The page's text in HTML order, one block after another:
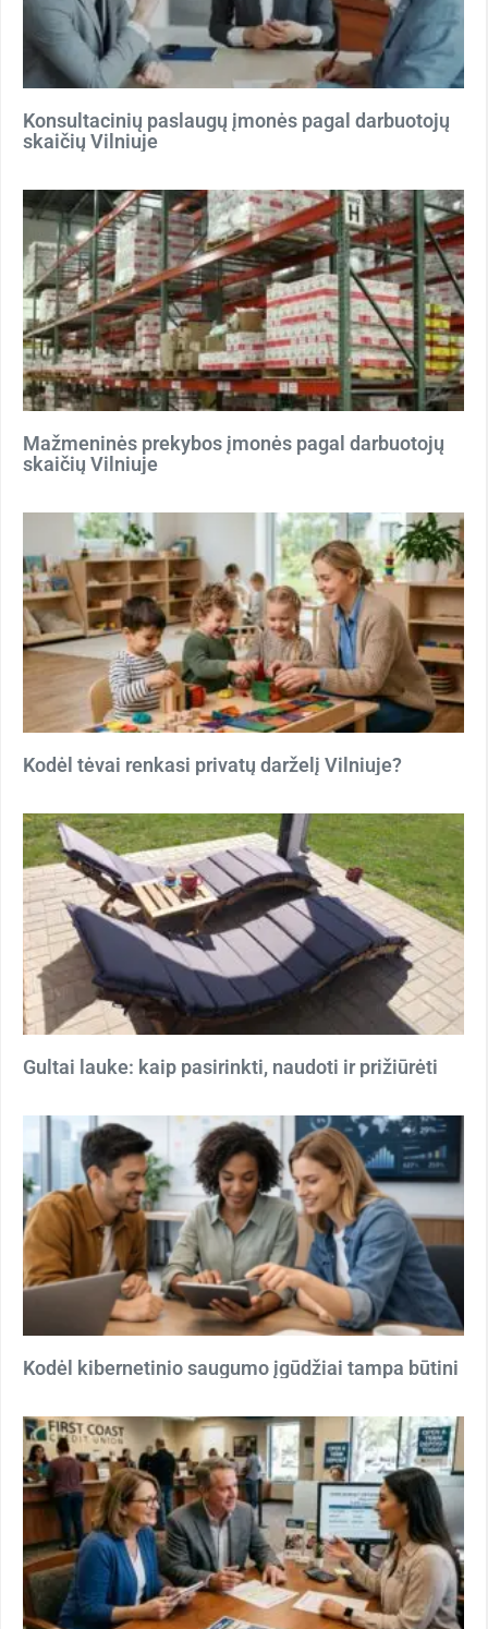
Konsultacinių paslaugų įmonės pagal darbuotojų
skaičių Vilniuje
Mažmeninės prekybos įmonės pagal darbuotojų
skaičių Vilniuje
Kodėl tėvai renkasi privatų darželį Vilniuje?
Gultai lauke: kaip pasirinkti, naudoti ir prižiūrėti
Kodėl kibernetinio saugumo įgūdžiai tampa būtini